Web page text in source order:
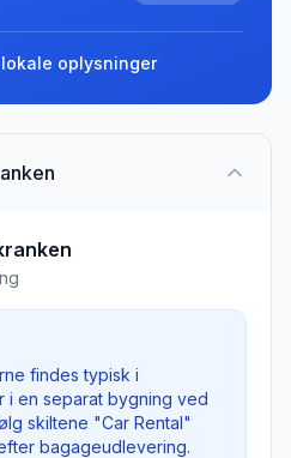
lokale oplysninger
findes typisk i
i en separat bygning ved
skiltene "Car Rental"
bagageudlevering.